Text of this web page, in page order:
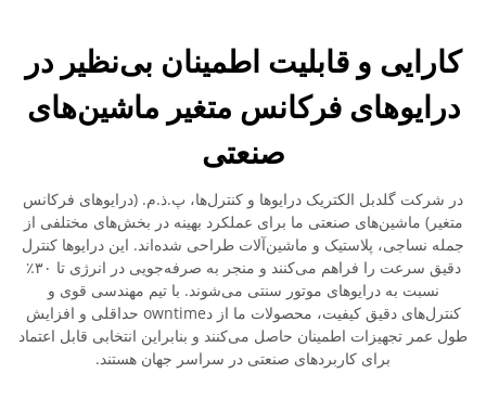
کارایی و قابلیت اطمینان بی‌نظیر در
درایوهای فرکانس متغیر ماشین‌های
صنعتی
در شرکت گلدبل الکتریک درایوها و کنترل‌ها، پ.ذ.م. (درایوهای فرکانس
متغیر) ماشین‌های صنعتی ما برای عملکرد بهینه در بخش‌های مختلفی از
جمله نساجی، پلاستیک و ماشین‌آلات طراحی شده‌اند. این درایوها کنترل
دقیق سرعت را فراهم می‌کنند و منجر به صرفه‌جویی در انرژی تا ۳۰٪
نسبت به درایوهای موتور سنتی می‌شوند. با تیم مهندسی قوی و
کنترل‌های دقیق کیفیت، محصولات ما از دowntime حداقلی و افزایش
طول عمر تجهیزات اطمینان حاصل می‌کنند و بنابراین انتخابی قابل اعتماد
برای کاربردهای صنعتی در سراسر جهان هستند.